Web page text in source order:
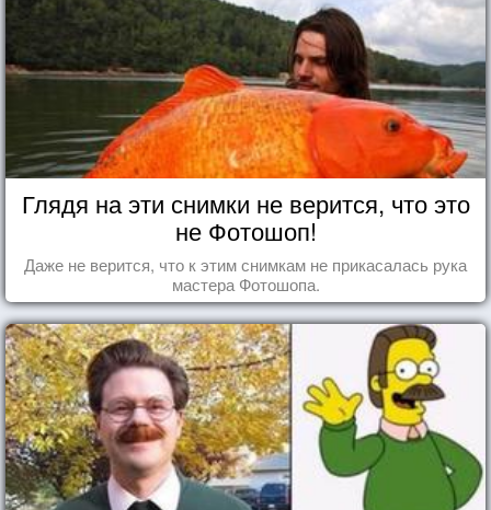
Глядя на эти снимки не верится, что это
не Фотошоп!
Даже не верится, что к этим снимкам не прикасалась рука
мастера Фотошопа.